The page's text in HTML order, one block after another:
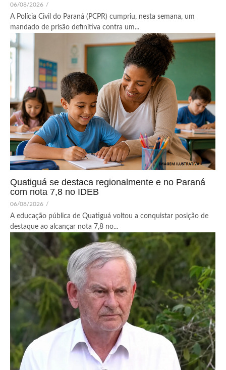
06/08/2026 /
A Polícia Civil do Paraná (PCPR) cumpriu, nesta semana, um
mandado de prisão definitiva contra um...
Quatiguá se destaca regionalmente e no Paraná
com nota 7,8 no IDEB
06/08/2026 /
A educação pública de Quatiguá voltou a conquistar posição de
destaque ao alcançar nota 7,8 no...